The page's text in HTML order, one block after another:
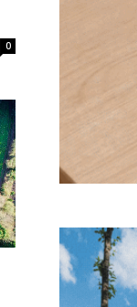
0